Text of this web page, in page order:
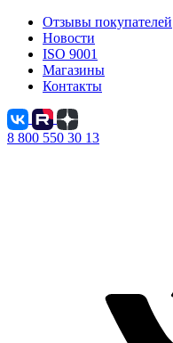
Отзывы покупателей
Новости
ISO 9001
Магазины
Контакты
8 800 550 30 13